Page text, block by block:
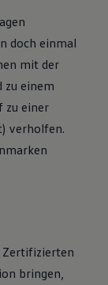
doch einmal
mit der
zu einem
zu einer
verholfen.
Zertifizierten
bringen,